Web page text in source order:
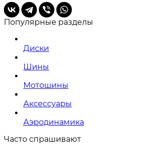
Популярные разделы
Диски
Шины
Мотошины
Аксессуары
Аэродинамика
Часто спрашивают